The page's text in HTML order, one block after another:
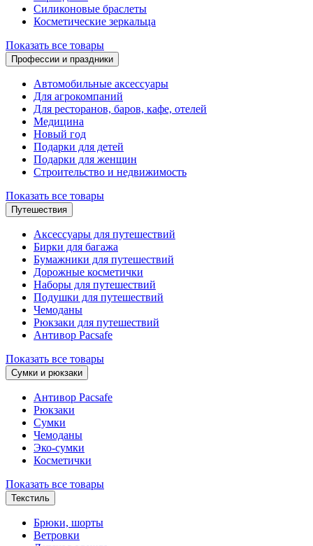
Силиконовые браслеты
Косметические зеркальца
Показать все товары
Профессии и праздники
Автомобильные аксессуары
Для агрокомпаний
Для ресторанов, баров, кафе, отелей
Медицина
Новый год
Подарки для детей
Подарки для женщин
Строительство и недвижимость
Показать все товары
Путешествия
Аксессуары для путешествий
Бирки для багажа
Бумажники для путешествий
Дорожные косметички
Наборы для путешествий
Подушки для путешествий
Чемоданы
Рюкзаки для путешествий
Антивор Pacsafe
Показать все товары
Сумки и рюкзаки
Антивор Pacsafe
Рюкзаки
Сумки
Чемоданы
Эко-сумки
Косметички
Показать все товары
Текстиль
Брюки, шорты
Ветровки